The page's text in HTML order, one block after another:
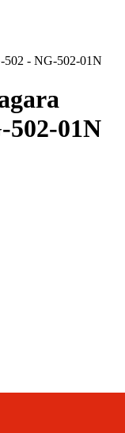
502 - NG-502-01N
502-01N